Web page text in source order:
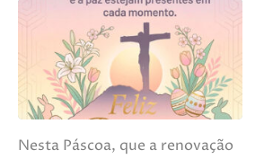
Nesta Páscoa, que a renovação